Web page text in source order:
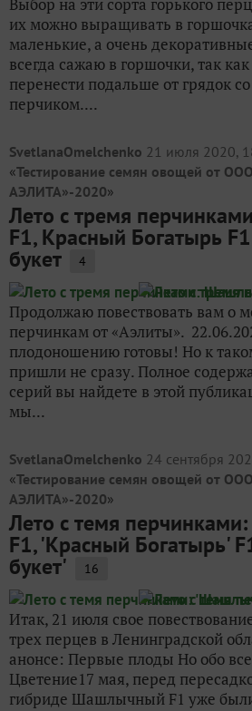
их можно выращивать в
маленькие, а очень
всегда сажаю в горшочки, так
перенести подальше от грядок
перчиком....
SvetlanaOmelchenko 21 июля 2020,
«Тестирование семян овощей от
АЭЛИТА»-2020»
Лето с тремя
F1, Красный Богатырь
букет 4
Продолжаю повествовать вам о
перчинкам от «Аэлиты».
плодоношению готовы! Но к
пришли не сразу. Полное
серий вы найдете в этой
мы...
SvetlanaOmelchenko 24 сентября
«Тестирование семян овощей от
АЭЛИТА»-2020»
Лето с темя
F1, 'Красный Богатырь'
букет' 16
Итак, 21 июля свое
трех перцев в Ленинградской
анонсе: Первые плоды Но обо
Цветение17 мая, перед
гибриде Шашлычный F1 уже